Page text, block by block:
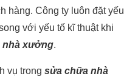
hàng. Công ty luôn đặt yếu
với yếu tố kĩ thuật khi
nhà xưởng.
vụ trong sửa chữa nhà